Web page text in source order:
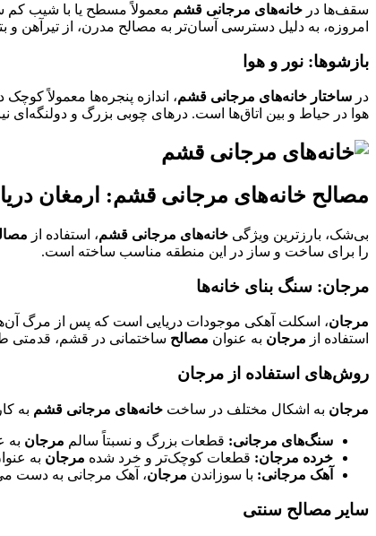
سقف‌ها در خانه‌های مرجانی قشم معمولاً مسطح یا با شیب کم
امروزه، به دلیل دسترسی آسان‌تر به مصالح مدرن، از
بازشوها: نور و هوا
در ساختار خانه‌های مرجانی قشم، اندازه پنجره‌ها معمولاً
هوا در حیاط و بین اتاق‌ها است. درهای چوبی بزرگ و دولنگه‌ای
مصالح خانه‌های مرجانی قشم: ارمغان دریا
بی‌شک، بارزترین ویژگی خانه‌های مرجانی قشم، استفاده از
را برای ساخت و ساز در این منطقه مناسب ساخته است.
مرجان: سنگ بنای خانه‌ها
مرجان، اسکلت آهکی موجودات دریایی است که پس از مرگ
استفاده از مرجان به عنوان مصالح ساختمانی در قشم، قدمتی
روش‌های استفاده از مرجان
مرجان به اشکال مختلف در ساخت خانه‌های مرجانی قشم به
سنگ‌های مرجانی: قطعات بزرگ و نسبتاً سالم مرجان به
خرده مرجان: قطعات کوچک‌تر و خرد شده مرجان به
آهک مرجانی: با سوزاندن مرجان، آهک مرجانی به دست
سایر مصالح سنتی